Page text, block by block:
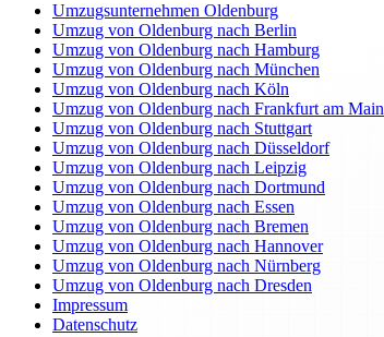
Umzugsunternehmen Oldenburg
Umzug von Oldenburg nach Berlin
Umzug von Oldenburg nach Hamburg
Umzug von Oldenburg nach München
Umzug von Oldenburg nach Köln
Umzug von Oldenburg nach Frankfurt am Main
Umzug von Oldenburg nach Stuttgart
Umzug von Oldenburg nach Düsseldorf
Umzug von Oldenburg nach Leipzig
Umzug von Oldenburg nach Dortmund
Umzug von Oldenburg nach Essen
Umzug von Oldenburg nach Bremen
Umzug von Oldenburg nach Hannover
Umzug von Oldenburg nach Nürnberg
Umzug von Oldenburg nach Dresden
Impressum
Datenschutz